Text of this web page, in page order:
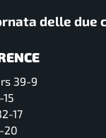
delle due
39-9
17
20